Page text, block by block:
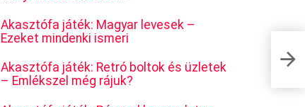
Ilyen
Akasztófa játék: Magyar levesek –
Ezeket mindenki ismeri
Akasztófa játék: Retró boltok és üzletek
– Emlékszel még rájuk?